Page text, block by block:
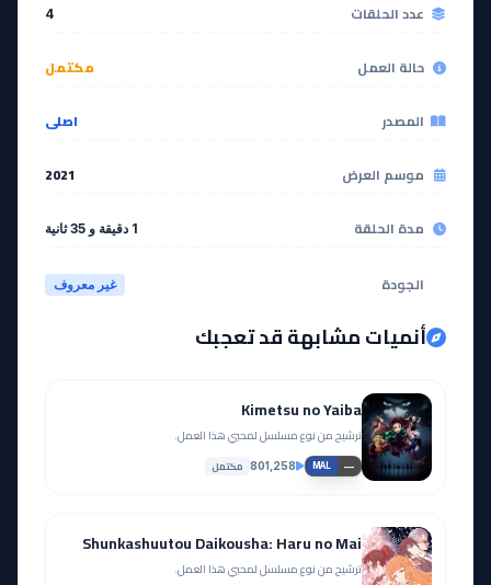
عدد الحلقات 4
حالة العمل مكتمل
المصدر اصلي
موسم العرض 2021
مدة الحلقة 1 دقيقة و 35 ثانية
الجودة غير معروف
أنميات مشابهة قد تعجبك
Kimetsu no Yaiba
ترشيح من نوع مسلسل لمحبي هذا العمل.
MAL —
801,258 مكتمل
Shunkashuutou Daikousha: Haru no Mai
ترشيح من نوع مسلسل لمحبي هذا العمل.